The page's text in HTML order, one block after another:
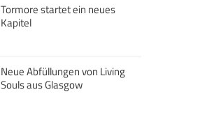
Tormore startet ein neues
Kapitel
Neue Abfüllungen von Living
Souls aus Glasgow